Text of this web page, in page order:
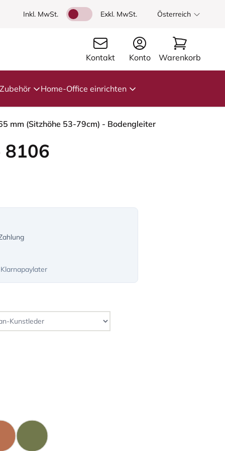
Inkl. MwSt. Exkl. MwSt. Österreich
Kontakt Konto Warenkorb
Zubehör Home-Office einrichten
mm (Sitzhöhe 53-79cm) - Bodengleiter
8106